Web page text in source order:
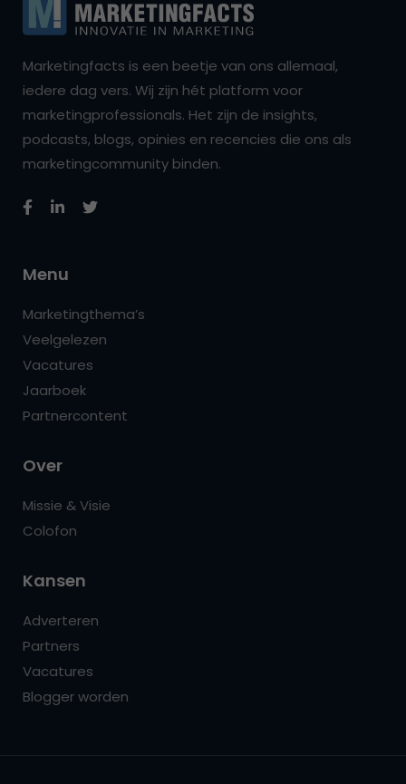
Marketingfacts is een beetje van ons allemaal,
iedere dag vers. Wij zijn hét platform voor
marketingprofessionals. Het zijn de insights,
podcasts, blogs, opinies en recencies die ons als
marketingcommunity binden.
Menu
Marketingthema’s
Veelgelezen
Vacatures
Jaarboek
Partnercontent
Over
Missie & Visie
Colofon
Kansen
Adverteren
Partners
Vacatures
Blogger worden